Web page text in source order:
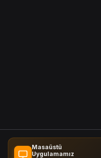
Masaüstü
Uygulamamız